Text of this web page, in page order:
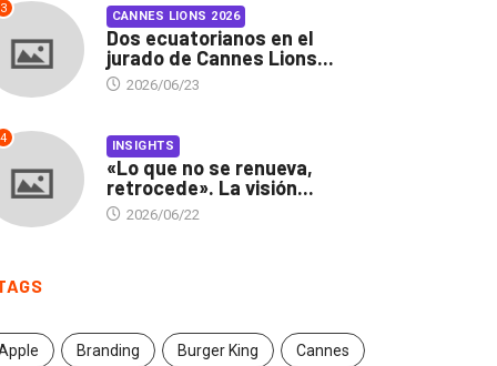
3 CANNES LIONS 2026
Dos ecuatorianos en el
jurado de Cannes Lions...
2026/06/23
4 INSIGHTS
«Lo que no se renueva,
retrocede». La visión...
2026/06/22
Branding Burger King Cannes